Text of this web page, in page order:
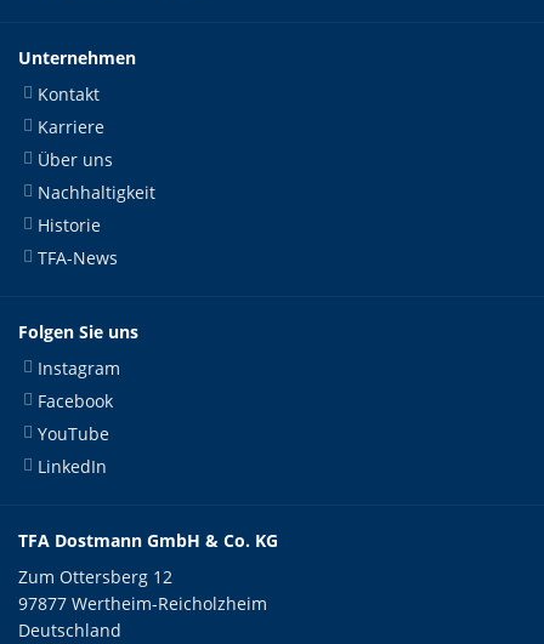
Unternehmen
Kontakt
Karriere
Über uns
Nachhaltigkeit
Historie
TFA-News
Folgen Sie uns
Instagram
Facebook
YouTube
LinkedIn
TFA Dostmann GmbH & Co. KG
Zum Ottersberg 12
97877 Wertheim-Reicholzheim
Deutschland